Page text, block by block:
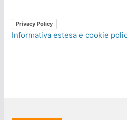
Privacy Policy
Informativa estesa e cookie